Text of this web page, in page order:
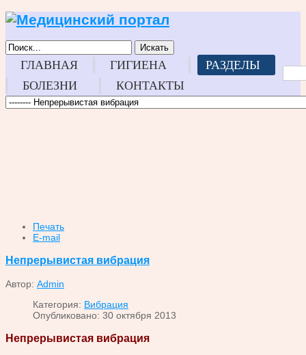
Искать
ГЛАВНАЯ ГИГИЕНА
РАЗДЕЛЫ
БОЛЕЗНИ
КОНТАКТЫ
Печать
E-mail
Непрерывистая вибрация
Автор: Admin
Категория: Вибрация
Опубликовано: 30 октября 2013
Непрерывистая вибрация